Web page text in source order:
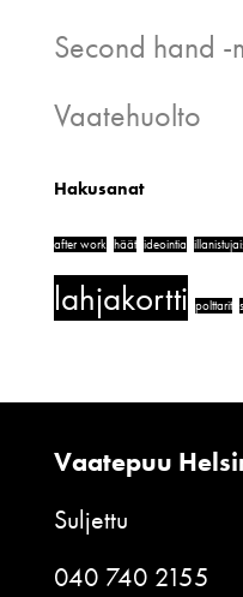
Second hand -
Vaatehuolto
Hakusanat
after work häät ideointia
lahjakortti polttarit
Vaatepuu
Suljettu
040 740 2155